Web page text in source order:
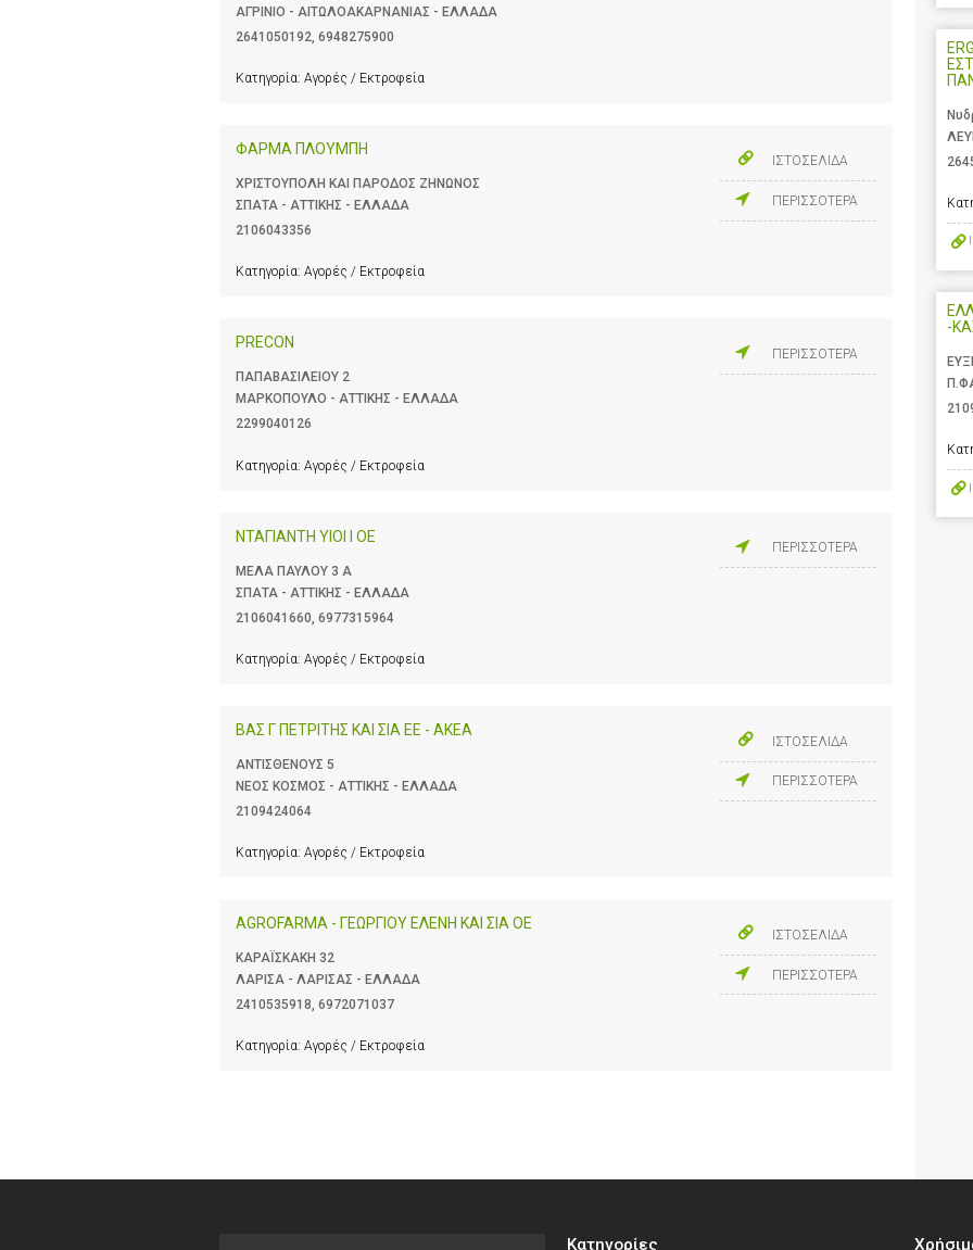
ΑΓΡΙΝΙΟ - ΑΙΤΩΛΟΑΚΑΡΝΑΝΙΑΣ - ΕΛΛΑΔΑ
2641050192, 6948275900
Κατηγορία: Αγορές / Εκτροφεία
ΦΑΡΜΑ ΠΛΟΥΜΠΗ
ΧΡΙΣΤΟΥΠΟΛΗ ΚΑΙ ΠΑΡΟΔΟΣ ΖΗΝΩΝΟΣ
ΣΠΑΤΑ - ΑΤΤΙΚΗΣ - ΕΛΛΑΔΑ
2106043356
Κατηγορία: Αγορές / Εκτροφεία
ΙΣΤΟΣΕΛΙΔΑ
ΠΕΡΙΣΣΟΤΕΡΑ
PRECON
ΠΑΠΑΒΑΣΙΛΕΙΟΥ 2
ΜΑΡΚΟΠΟΥΛΟ - ΑΤΤΙΚΗΣ - ΕΛΛΑΔΑ
2299040126
Κατηγορία: Αγορές / Εκτροφεία
ΠΕΡΙΣΣΟΤΕΡΑ
ΝΤΑΓΙΑΝΤΗ ΥΙΟΙ Ι ΟΕ
ΜΕΛΑ ΠΑΥΛΟΥ 3 Α
ΣΠΑΤΑ - ΑΤΤΙΚΗΣ - ΕΛΛΑΔΑ
2106041660 6977315964
Κατηγορία: Αγορές / Εκτροφεία
ΠΕΡΙΣΣΟΤΕΡΑ
ΒΑΣ Γ ΠΕΤΡΙΤΗΣ ΚΑΙ ΣΙΑ ΕΕ - ΑΚΕΑ
ΑΝΤΙΣΘΕΝΟΥΣ 5
ΝΕΟΣ ΚΟΣΜΟΣ - ΑΤΤΙΚΗΣ - ΕΛΛΑΔΑ
2109424064
Κατηγορία: Αγορές / Εκτροφεία
ΙΣΤΟΣΕΛΙΔΑ
ΠΕΡΙΣΣΟΤΕΡΑ
AGROFARMA - ΓΕΩΡΓΙΟΥ ΕΛΕΝΗ ΚΑΙ ΣΙΑ ΟΕ
ΚΑΡΑΪΣΚΑΚΗ 32
ΛΑΡΙΣΑ - ΛΑΡΙΣΑΣ - ΕΛΛΑΔΑ
2410535918, 6972071037
Κατηγορία: Αγορές / Εκτροφεία
ΙΣΤΟΣΕΛΙΔΑ
ΠΕΡΙΣΣΟΤΕΡΑ
-
Κατηγορίες